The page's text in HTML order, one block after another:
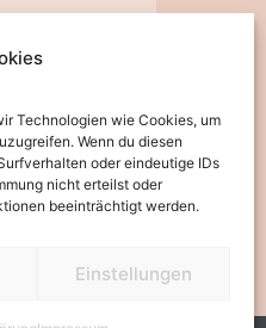
Technologien wie Cookies, um
Wenn du diesen
oder eindeutige IDs
nicht erteilst oder
beeinträchtigt werden.
Einstellungen
Mail informiert werden.
kann.